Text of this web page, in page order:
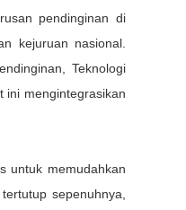
pendinginan di
kejuruan nasional.
Teknologi
ini mengintegrasikan
untuk memudahkan
sepenuhnya,